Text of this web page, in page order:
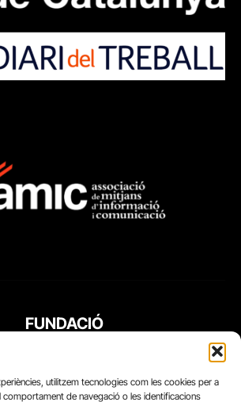
utilitzem tecnologies com les cookies per a
de navegació o les identificacions
FUNDACIÓ